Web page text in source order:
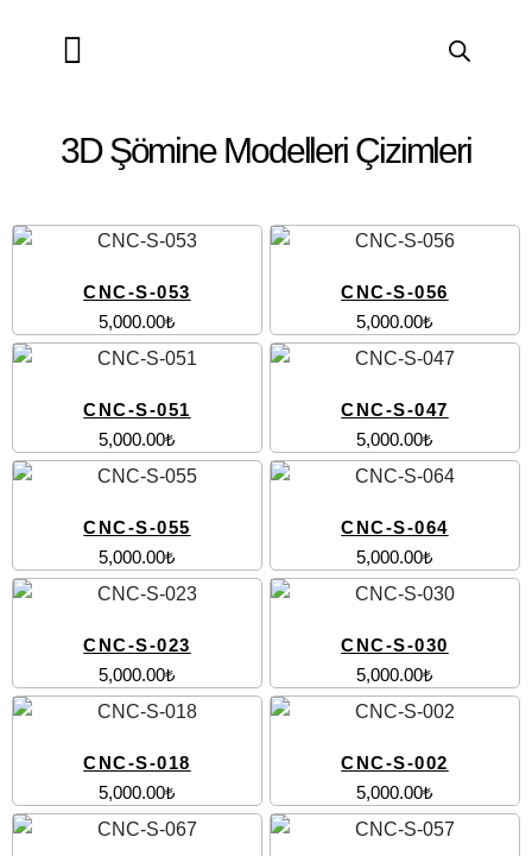
3D Şömine Modelleri Çizimleri
CNC-S-053
5,000.00₺
CNC-S-056
5,000.00₺
CNC-S-051
5,000.00₺
CNC-S-047
5,000.00₺
CNC-S-055
5,000.00₺
CNC-S-064
5,000.00₺
CNC-S-023
5,000.00₺
CNC-S-030
5,000.00₺
CNC-S-018
5,000.00₺
CNC-S-002
5,000.00₺